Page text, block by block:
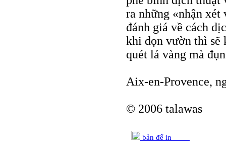
ra những «nhận
đánh giá về cách
khi dọn vườn thì sẽ
quét lá vàng mà
Aix-en-Provence,
© 2006 talawas
bản để in